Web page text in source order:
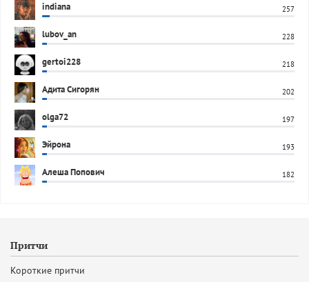
indiana 257
lubov_an 228
gertoi228 218
Адита Сигорян 202
olga72 197
Эйрона 193
Алеша Попович 182
Притчи
Короткие притчи